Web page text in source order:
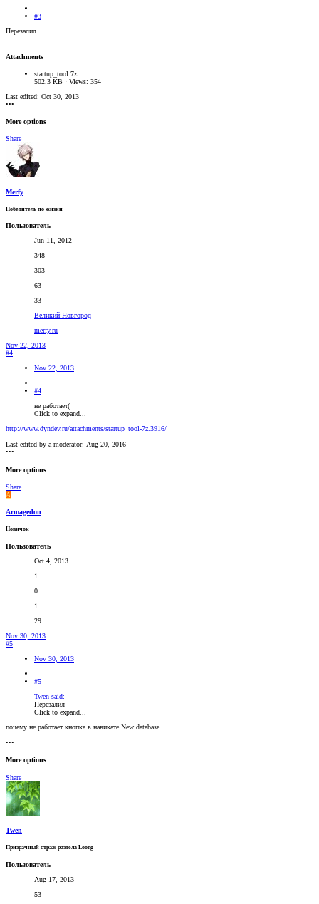
#3
Перезалил
Attachments
startup_tool.7z
502.3 KB · Views: 354
Last edited: Oct 30, 2013
•••
More options
Share
Merfy
Победитель по жизни
Пользователь
Jun 11, 2012
348
303
63
33
Великий Новгород
merfy.ru
Nov 22, 2013
#4
Nov 22, 2013
#4
не работает(
Click to expand...
http://www.dyndev.ru/attachments/startup_tool-7z.3916/
Last edited by a moderator: Aug 20, 2016
•••
More options
Share
A
Armagedon
Новичок
Пользователь
Oct 4, 2013
1
0
1
29
Nov 30, 2013
#5
Nov 30, 2013
#5
Twen said:
Перезалил
Click to expand...
почему не работает кнопка в навикате New database
•••
More options
Share
Twen
Призрачный страж раздела Loong
Пользователь
Aug 17, 2013
53